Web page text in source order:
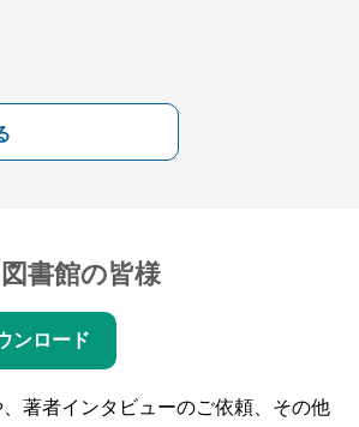
書館の皆様
ンロード
著者インタビューのご依頼、その他